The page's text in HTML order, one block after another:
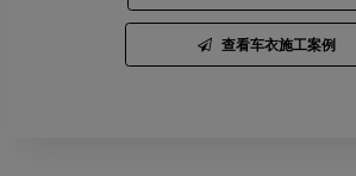
查看车衣施工案例